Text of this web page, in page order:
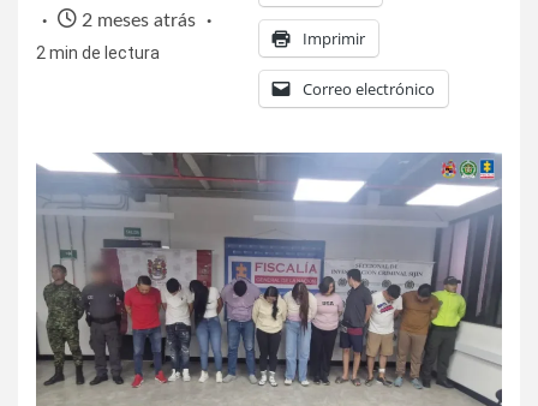
2 meses atrás
2 min de lectura
Imprimir
Correo electrónico